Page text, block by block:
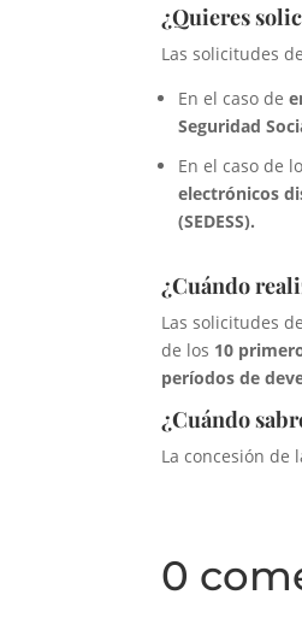
¿Quieres
Las solicitudes
En el caso de
Seguridad
En el caso de
electrónicos
(SEDESS).
¿Cuándo
Las solicitudes
de los 10
períodos de
¿Cuándo
La concesión de
0